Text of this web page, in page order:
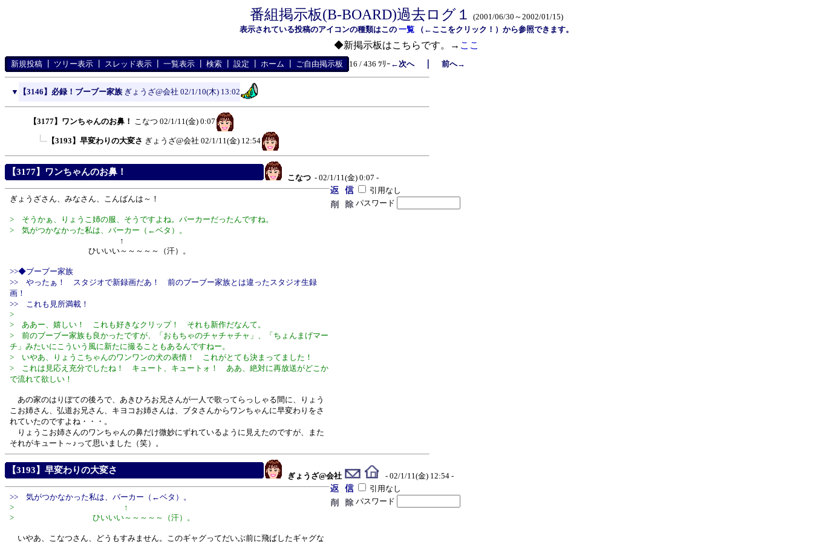
番組掲示板(B-BOARD)過去ログ１
(2001/06/30～2002/01/15)
表示されている投稿のアイコンの種類はこの 一覧 （←ここをクリック！）から参照できます。
◆新掲示板はこちらです。→ ここ
新規投稿 ツリー表示 スレッド表示 一覧表示 検索 設定 ホーム ご自由掲示板 16 / 436 ﾂﾘｰ ←次へ｜ 前へ→
▼ 【3146】必録！ブーブー家族 ぎょうざ@会社 02/1/10(木) 13:02
【3177】ワンちゃんのお鼻！ こなつ 02/1/11(金) 0:07
【3193】早変わりの大変さ ぎょうざ@会社 02/1/11(金) 12:54
【3177】ワンちゃんのお鼻！
こなつ - 02/1/11(金) 0:07 -
引用なし
パスワード
ぎょうざさん、みなさん、こんばんは～！
> そうかぁ、りょうこ姉の服、そうですよね。パーカーだったんですね。
> 気がつかなかった私は、バーカー（←ベタ）。
↑
ひいいい～～～～～（汗）。
>>◆ブーブー家族
>> やったぁ！ スタジオで新録画だあ！ 前のブーブー家族とは違ったスタジオ生録
画！
>> これも見所満載！
>
> ああー、嬉しい！ これも好きなクリップ！ それも新作だなんて。
> 前のブーブー家族も良かったですが、「おもちゃのチャチャチャ」、「ちょんまげマー
チ」みたいにこういう風に新たに撮ることもあるんですねー。
> いやあ、りょうこちゃんのワンワンの犬の表情！ これがとても決まってました！
> これは見応え充分でしたね！ キュート、キュートォ！ ああ、絶対に再放送がどこか
で流れて欲しい！
あの家のはりぼての後ろで、あきひろお兄さんが一人で歌ってらっしゃる間に、りょう
こお姉さん、弘道お兄さん、キヨコお姉さんは、ブタさんからワンちゃんに早変わりをさ
れていたのですよね・・・。
りょうこお姉さんのワンちゃんの鼻だけ微妙にずれているように見えたのですが、また
それがキュート～♪って思いました（笑）。
【3193】早変わりの大変さ
ぎょうざ@会社
- 02/1/11(金) 12:54 -
引用なし
パスワード
>> 気がつかなかった私は、バーカー（←ベタ）。
> ↑
> ひいいい～～～～～（汗）。
いやあ、こなつさん、どうもすみません。このギャグってだいぶ前に飛ばしたギャグな